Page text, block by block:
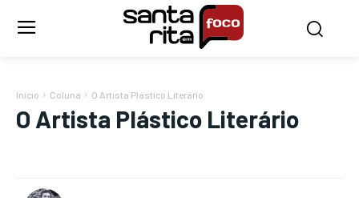
Início Coluna O Artista Plástico Literário
O Artista Plástico Literário